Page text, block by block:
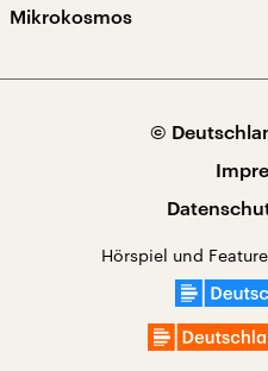
Mikrokosmos
©
Hörspiel und